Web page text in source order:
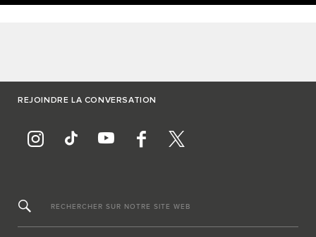
REJOINDRE LA CONVERSATION
RECHERCHER SUR NOTRE SITE WEB